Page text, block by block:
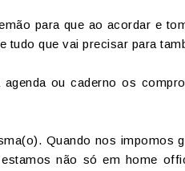
para que ao acordar e
tudo que vai precisar para
ou caderno os
Quando nos impomos
não só em home